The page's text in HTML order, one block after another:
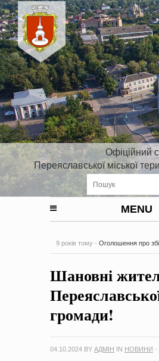
Офіційний
Переяславської міської
MENU
9 років тому - Оголошення про
на період 2018 – 2020 роки
Шановні
громади!
04.10.2024 BY АДМІН IN НОВИНИ ·